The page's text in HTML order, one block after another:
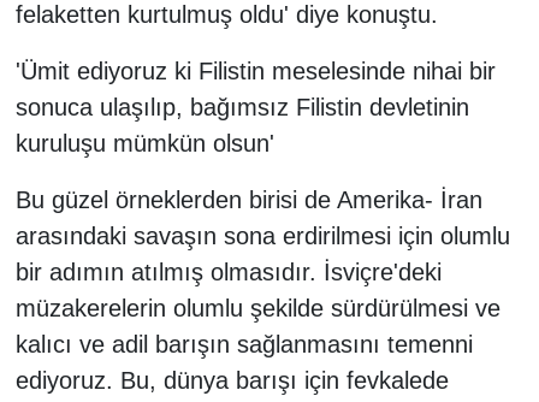
felaketten kurtulmuş oldu' diye konuştu.
'Ümit ediyoruz ki Filistin meselesinde nihai bir
sonuca ulaşılıp, bağımsız Filistin devletinin
kuruluşu mümkün olsun'
Bu güzel örneklerden birisi de Amerika- İran
arasındaki savaşın sona erdirilmesi için olumlu
bir adımın atılmış olmasıdır. İsviçre'deki
müzakerelerin olumlu şekilde sürdürülmesi ve
kalıcı ve adil barışın sağlanmasını temenni
ediyoruz. Bu, dünya barışı için fevkalede